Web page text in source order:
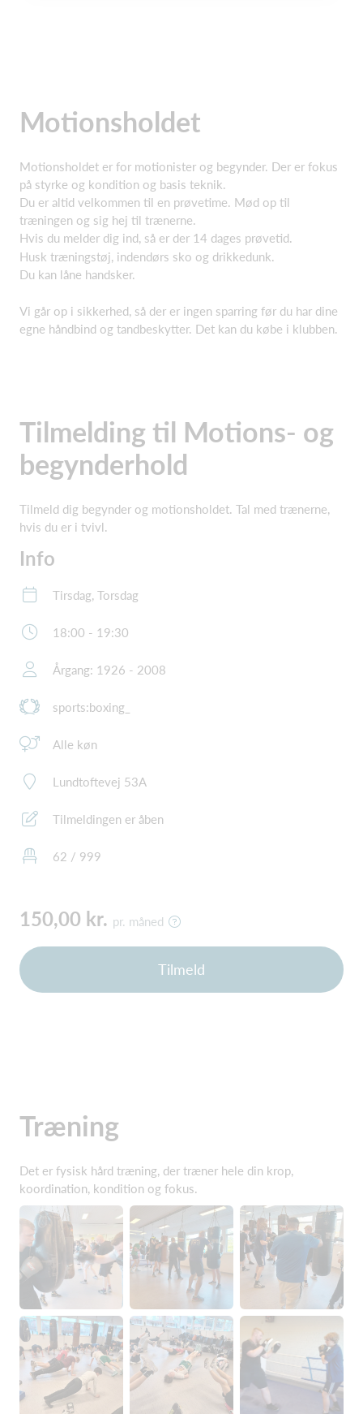
Motionsholdet
Motionsholdet er for motionister og begynder. Der er fokus
på styrke og kondition og basis teknik.
Du er altid velkommen til en prøvetime. Mød op til
træningen og sig hej til trænerne.
Hvis du melder dig ind, så er der 14 dages prøvetid.
Husk træningstøj, indendørs sko og drikkedunk.
Du kan låne handsker.
Vi går op i sikkerhed, så der er ingen sparring før du har dine
egne håndbind og tandbeskytter. Det kan du købe i klubben.
Tilmelding til Motions- og
begynderhold
Tilmeld dig begynder og motionsholdet. Tal med trænerne,
hvis du er i tvivl.
Info
Tirsdag, Torsdag
18:00 - 19:30
Årgang: 1926 - 2008
sports:boxing_
Alle køn
Lundtoftevej 53A
Tilmeldingen er åben
62 / 999
150,00 kr. pr. måned
Tilmeld
Træning
Det er fysisk hård træning, der træner hele din krop,
koordination, kondition og fokus.